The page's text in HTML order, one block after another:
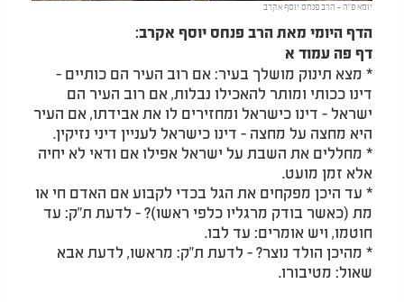
Video
יומא פ"ה - הרב פנחס יוסף אקרב
הדף היומי מאת הרב פנחס יוסף אקרב:
דף פה עמוד א
* מצא תינוק מושלך בעיר: אם רוב העיר הם כותיים -
דינו ככותי ומותר להאכילו נבלות, אם רוב העיר הם
ישראל - דינו כישראל ומחזירים לו את אבידתו, אם העיר
היא מחצה על מחצה - דינו כישראל לעניין דיני נזיקין.
* מחללים את השבת על ישראל אפילו אם ודאי לא יחיה
אלא זמן מועט.
* עד היכן מפקחים את הגל בכדי לקבוע אם האדם חי או
מת (כאשר בודק מרגליו כלפי ראשו)? - לדעת ת"ק: עד
חוטמו, ויש אומרים: עד לבו.
* מהיכן הולד נוצר? - לדעת ת"ק: מראשו, לדעת אבא
שאול: מטיבורו.